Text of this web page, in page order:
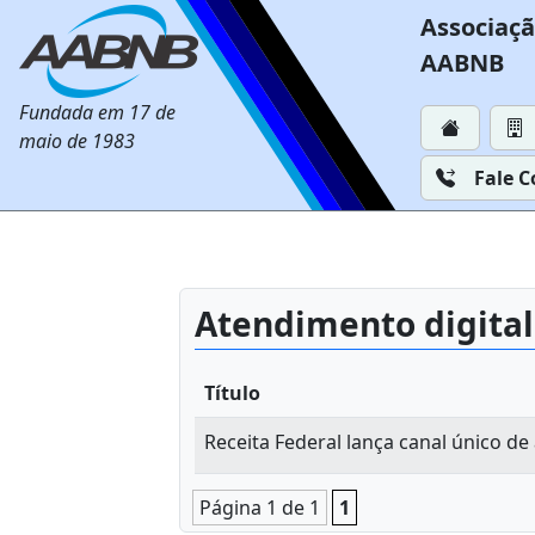
Fundada em 17 de
maio de 1983
AABNB
Fale
Atendimento digital
Título
Receita Federal lança canal único
Página 1 de 1 1